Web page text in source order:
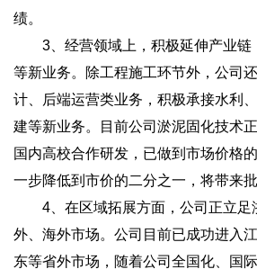
绩。
3、经营领域上，积极延伸产业链
等新业务。除工程施工环节外，公司
计、后端运营类业务，积极承接水利
建等新业务。目前公司淤泥固化技术
国内高校合作研发，已做到市场价格
一步降低到市价的二分之一，将带来批
4、在区域拓展方面，公司正立足
外、海外市场。公司目前已成功进入
东等省外市场，随着公司全国化、国